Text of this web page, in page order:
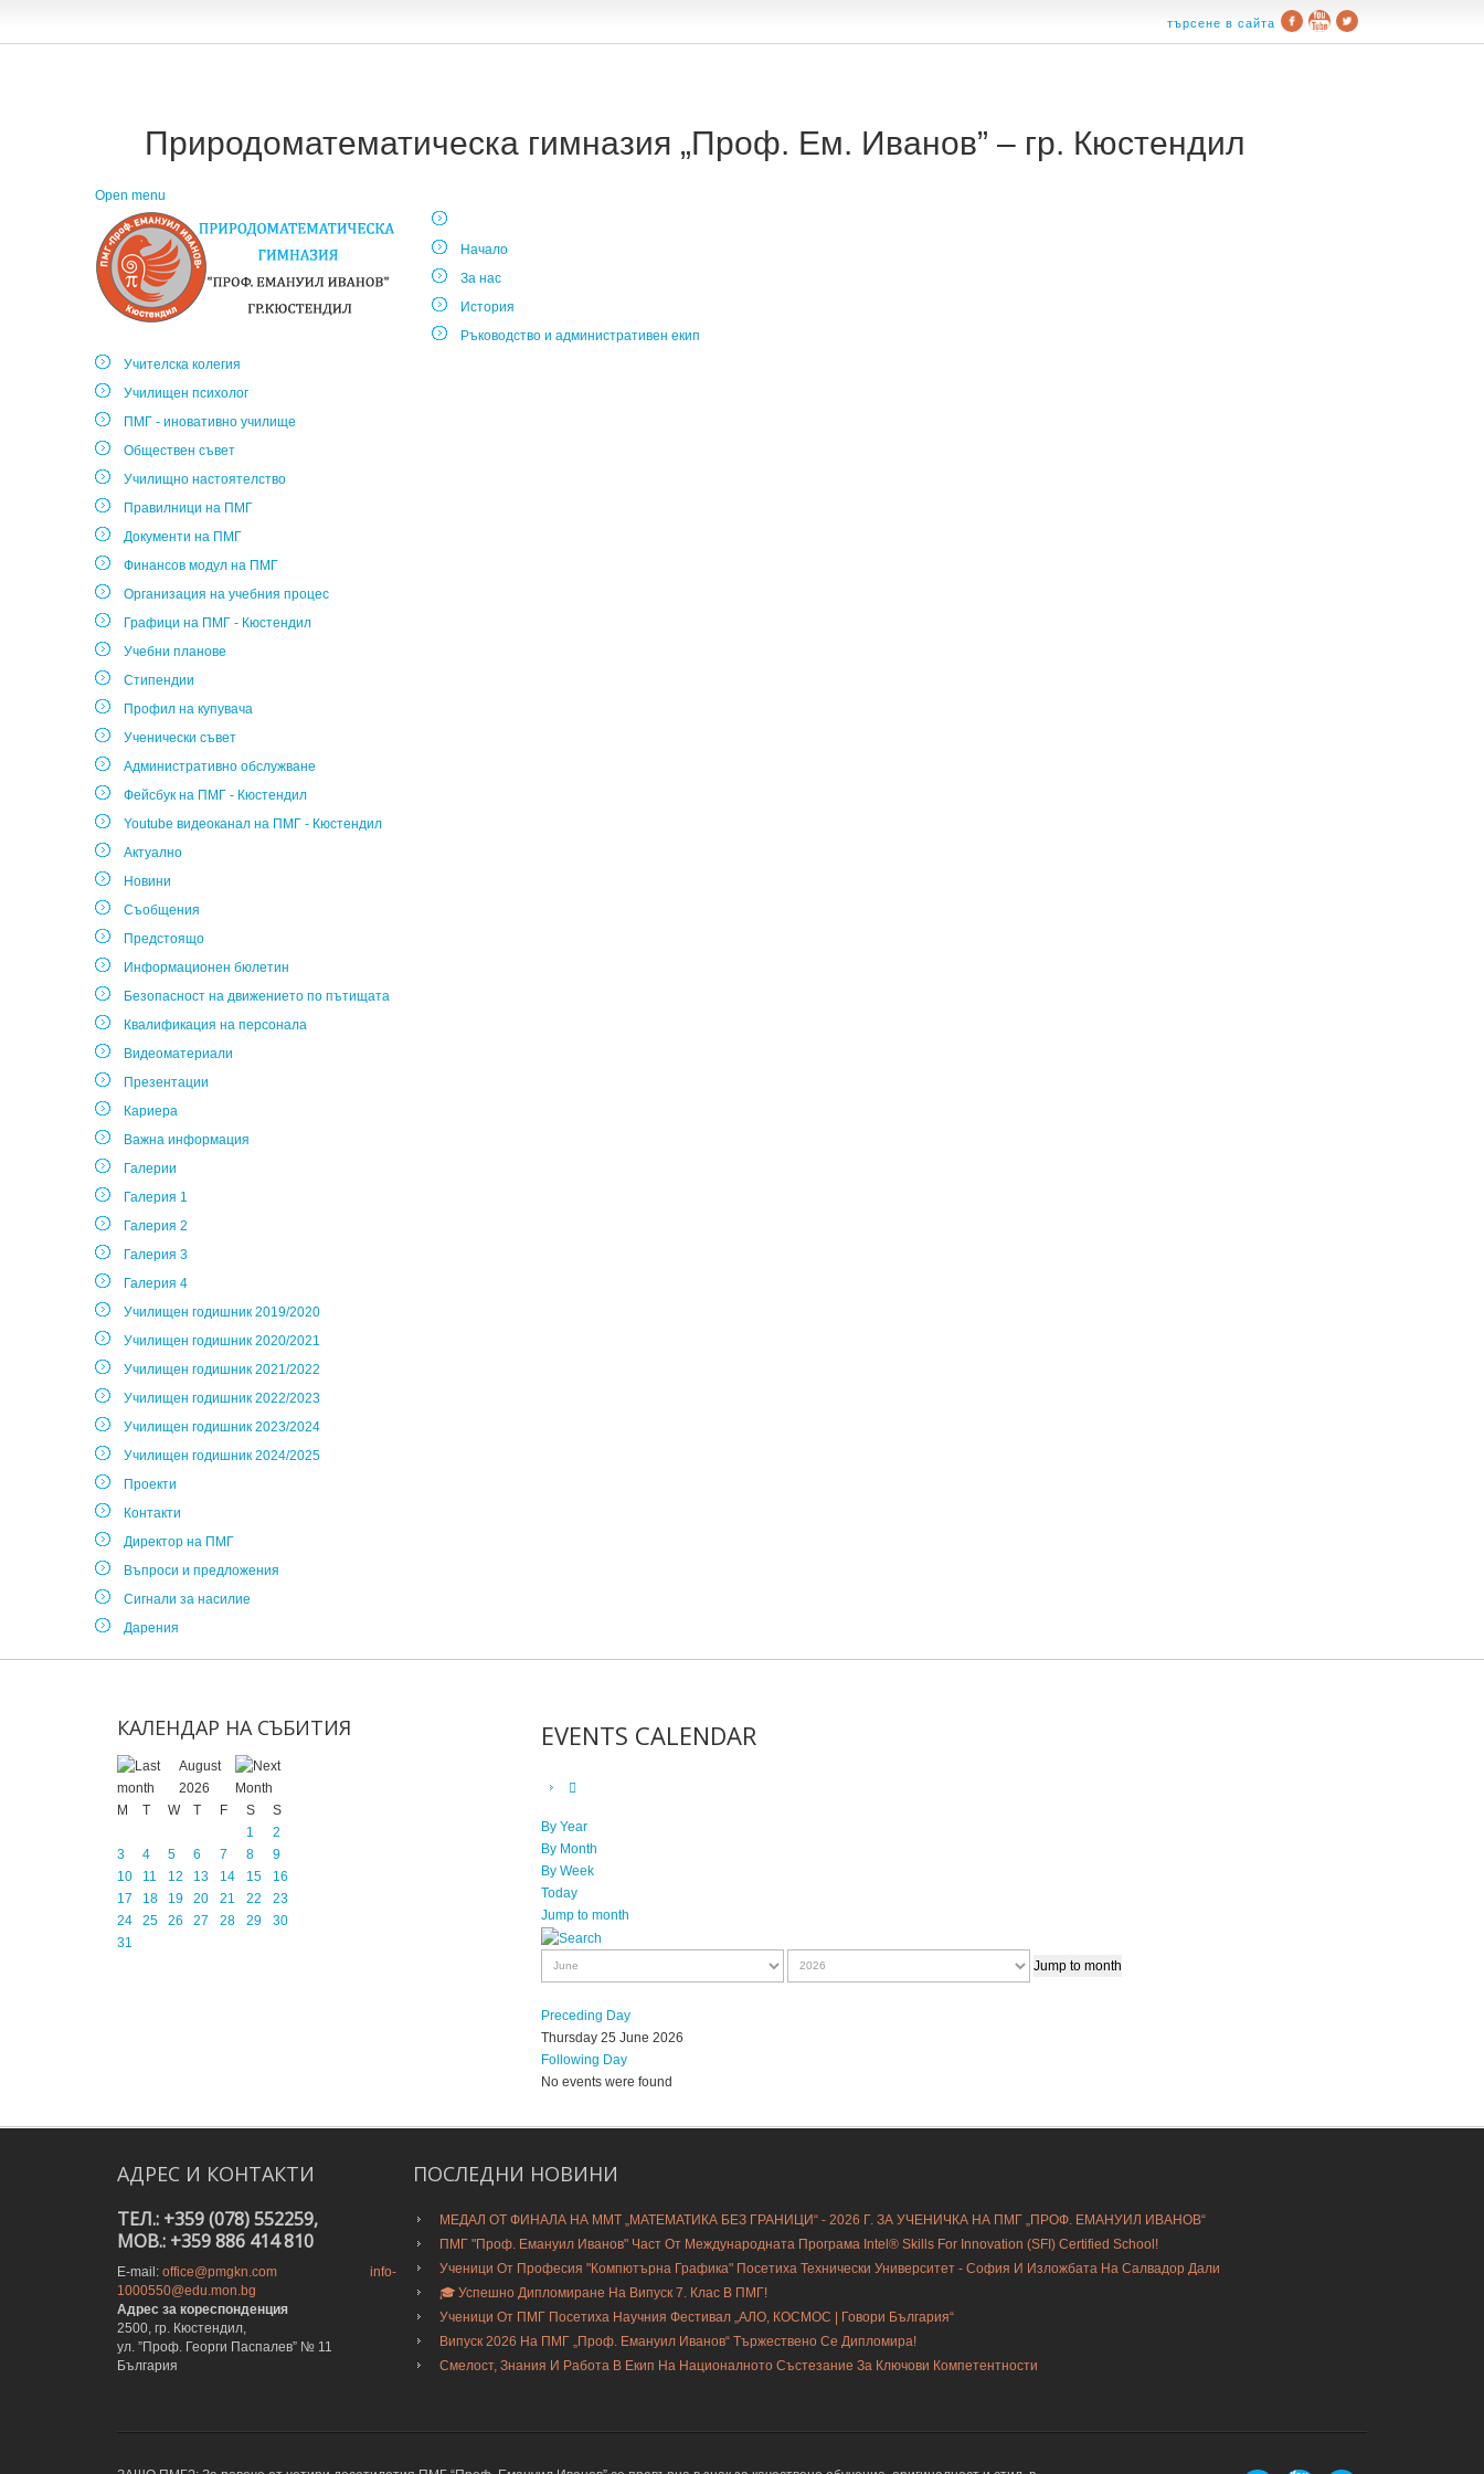
търсене в сайта
Природоматематическа гимназия „Проф. Ем. Иванов” – гр. Кюстендил
Open menu
Начало
За нас
История
Ръководство и административен екип
Учителска колегия
Училищен психолог
ПМГ - иновативно училище
Обществен съвет
Училищно настоятелство
Правилници на ПМГ
Документи на ПМГ
Финансов модул на ПМГ
Организация на учебния процес
Графици на ПМГ - Кюстендил
Учебни планове
Стипендии
Профил на купувача
Ученически съвет
Административно обслужване
Фейсбук на ПМГ - Кюстендил
Youtube видеоканал на ПМГ - Кюстендил
Актуално
Новини
Съобщения
Предстоящо
Информационен бюлетин
Безопасност на движението по пътищата
Квалификация на персонала
Видеоматериали
Презентации
Кариера
Важна информация
Галерии
Галерия 1
Галерия 2
Галерия 3
Галерия 4
Училищен годишник 2019/2020
Училищен годишник 2020/2021
Училищен годишник 2021/2022
Училищен годишник 2022/2023
Училищен годишник 2023/2024
Училищен годишник 2024/2025
Проекти
Контакти
Директор на ПМГ
Въпроси и предложения
Сигнали за насилие
Дарения
КАЛЕНДАР НА СЪБИТИЯ
August
2026
M
T W T F S
S
1
2
3
4 5 6 7 8
9
10
11 12 13 14 15
16
17
18 19 20 21 22
23
24
25 26 27 28 29
30
31
EVENTS CALENDAR
By Year
By Month
By Week
Today
Jump to month
Jump to month
Preceding Day
Thursday 25 June 2026
Following Day
No events were found
АДРЕС И КОНТАКТИ
ТЕЛ.: +359 (078) 552259,
MOB.: +359 886 414 810
E-mail: office@pmgkn.com
info-
1000550@edu.mon.bg
Адрес за кореспонденция
2500, гр. Кюстендил,
ул. ”Проф. Георги Паспалев” № 11
България
ПОСЛЕДНИ НОВИНИ
МЕДАЛ ОТ ФИНАЛА НА ММТ „МАТЕМАТИКА БЕЗ ГРАНИЦИ“ - 2026 Г. ЗА УЧЕНИЧКА НА ПМГ „ПРОФ. ЕМАНУИЛ ИВАНОВ“
ПМГ "Проф. Емануил Иванов" Част От Международната Програма Intel® Skills For Innovation (SFI) Certified School!
Ученици От Професия "Компютърна Графика" Посетиха Технически Университет - София И Изложбата На Салвадор Дали
🎓 Успешно Дипломиране На Випуск 7. Клас В ПМГ!
Ученици От ПМГ Посетиха Научния Фестивал „АЛО, КОСМОС | Говори България“
Випуск 2026 На ПМГ „Проф. Емануил Иванов“ Тържествено Се Дипломира!
Смелост, Знания И Работа В Екип На Националното Състезание За Ключови Компетентности